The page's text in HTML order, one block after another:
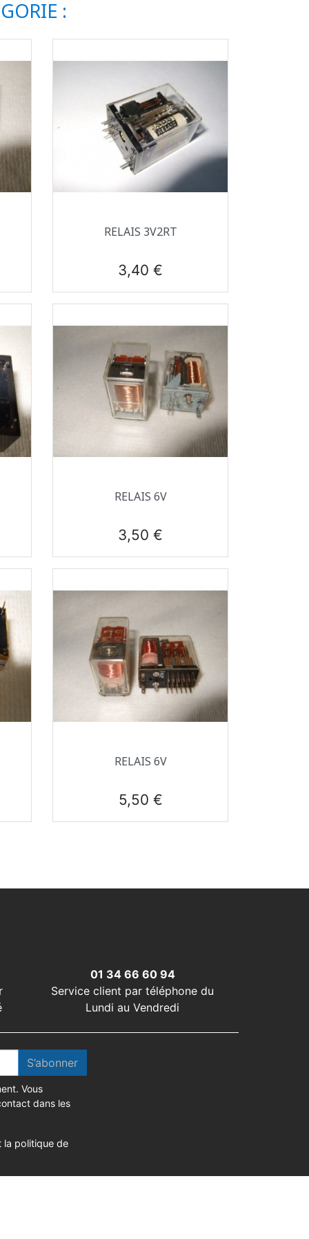
:
Aperçu rapide
RELAIS 3V2RT
Prix
3,40 €
Aperçu rapide
RELAIS 6V
Prix
3,50 €
Aperçu rapide
RELAIS 6V
Prix
5,50 €
01 34 66 60 94
Service client par téléphone du
Lundi au Vendredi
S’abonner
Vous
dans les
la politique de